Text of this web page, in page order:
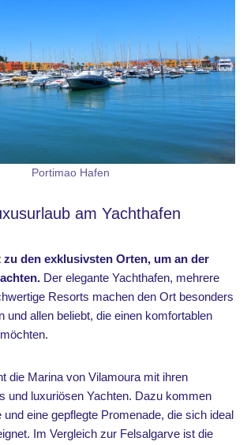
Portimao Hafen
am Yachthafen
den exklusivsten Orten, um an der
Der elegante Yachthafen, mehrere
Resorts machen den Ort besonders
und allen beliebt, die einen komfortablen
die Marina von Vilamoura mit ihren
und luxuriösen Yachten. Dazu kommen
und eine gepflegte Promenade, die sich ideal
Im Vergleich zur Felsalgarve ist die